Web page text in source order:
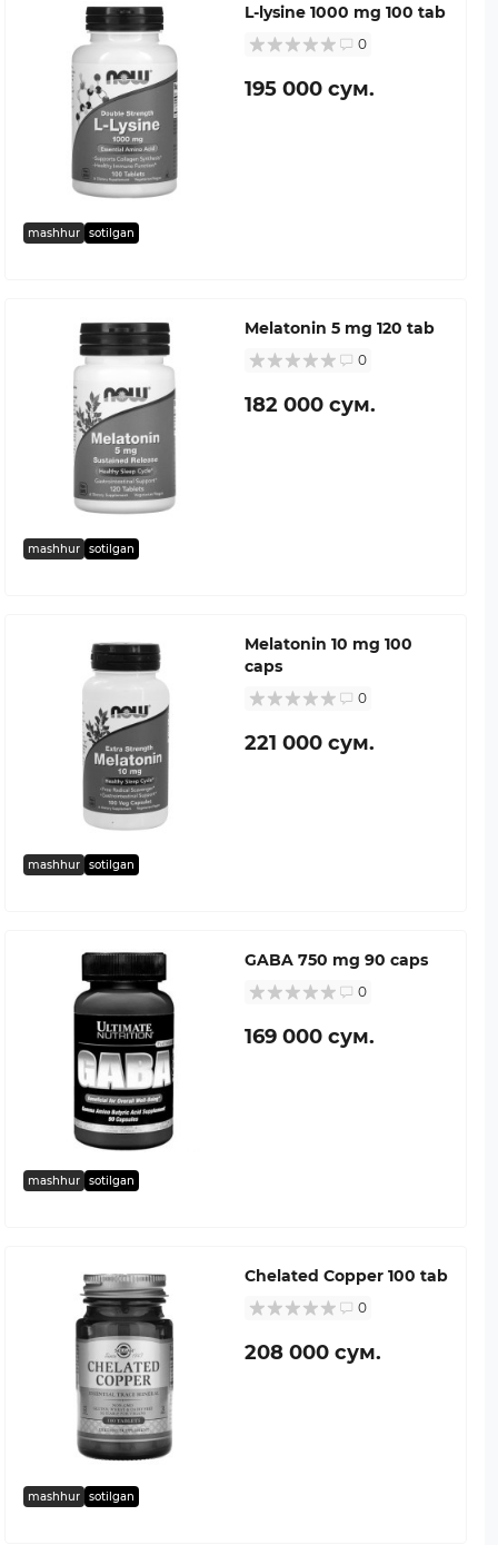
mashhur sotilgan
L-lysine 1000 mg 100 tab
0
195 000 сум.
mashhur sotilgan
Melatonin 5 mg 120 tab
0
182 000 сум.
mashhur sotilgan
Melatonin 10 mg 100
caps
0
221 000 сум.
mashhur sotilgan
GABA 750 mg 90 caps
0
169 000 сум.
mashhur sotilgan
Chelated Copper 100 tab
0
208 000 сум.